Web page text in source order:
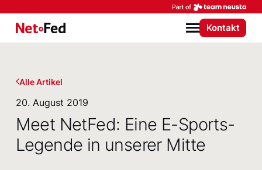
NetFederation GmbH
Menü
Kontakt
Alle Artikel
20. August 2019
Meet NetFed: Eine E-Sports-
Legende in unserer Mitte